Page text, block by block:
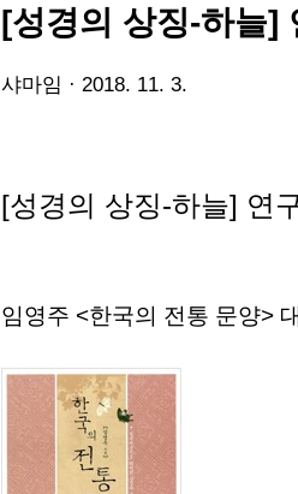
[성경의 상징-하늘]
샤마임 2018. 11. 3.
[성경의 상징-하늘] 연
임영주 <한국의 전통 문양>